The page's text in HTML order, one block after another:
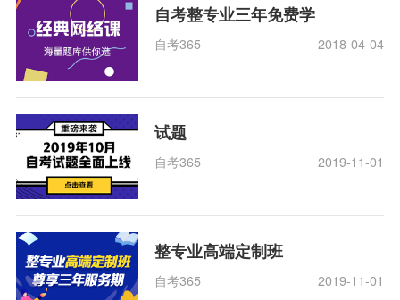
自考整专业三年免费学
自考365 2018-04-04
试题
自考365 2019-11-01
整专业高端定制班
自考365 2019-11-01